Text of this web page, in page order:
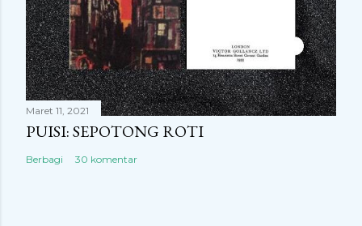
Maret 11, 2021
PUISI: SEPOTONG ROTI
Berbagi 30 komentar